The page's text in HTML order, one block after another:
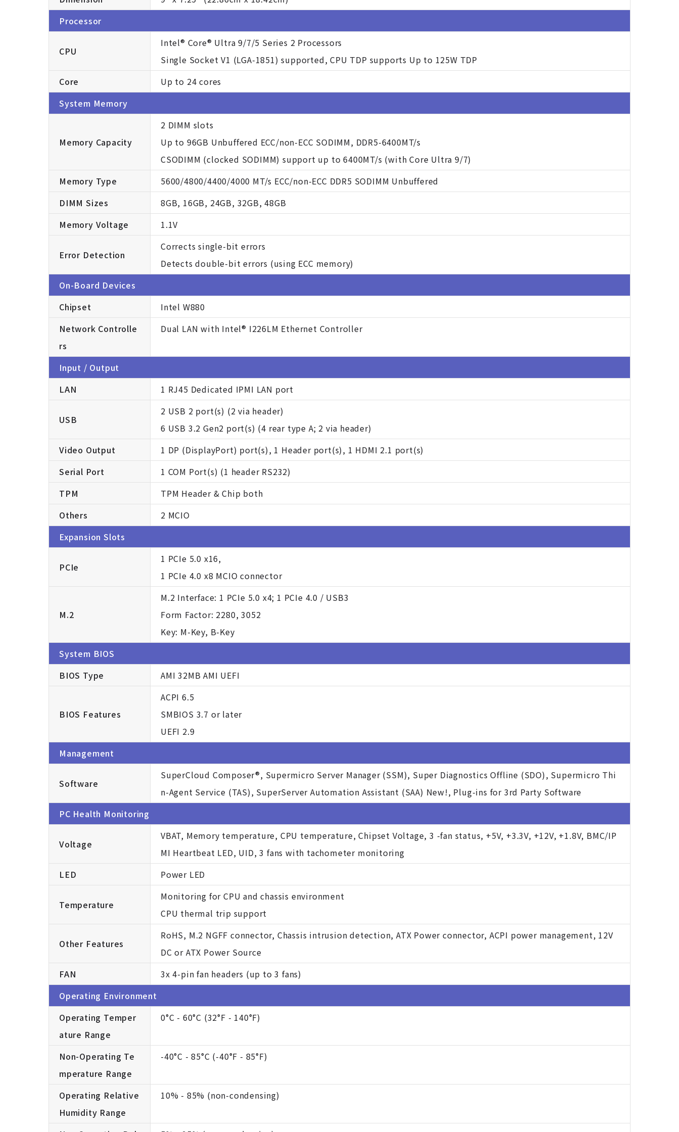
Processor
CPU
Intel® Core® Ultra 9/7/5 Series 2 Processors
Single Socket V1 (LGA-1851) supported, CPU TDP supports Up to 125W TDP
Core
Up to 24 cores
System Memory
Memory Capacity
2 DIMM slots
Up to 96GB Unbuffered ECC/non-ECC SODIMM, DDR5-6400MT/s
CSODIMM (clocked SODIMM) support up to 6400MT/s (with Core Ultra 9/7)
Memory Type
5600/4800/4400/4000 MT/s ECC/non-ECC DDR5 SODIMM Unbuffered
DIMM Sizes
8GB, 16GB, 24GB, 32GB, 48GB
Memory Voltage
1.1V
Error Detection
Corrects single-bit errors
Detects double-bit errors (using ECC memory)
On-Board Devices
Chipset
Intel W880
Network Controlle
rs
Dual LAN with Intel® I226LM Ethernet Controller
Input / Output
LAN
1 RJ45 Dedicated IPMI LAN port
USB
2 USB 2 port(s) (2 via header)
6 USB 3.2 Gen2 port(s) (4 rear type A; 2 via header)
Video Output
1 DP (DisplayPort) port(s), 1 Header port(s), 1 HDMI 2.1 port(s)
Serial Port
1 COM Port(s) (1 header RS232)
TPM
TPM Header & Chip both
Others
2 MCIO
Expansion Slots
PCIe
1 PCIe 5.0 x16,
1 PCIe 4.0 x8 MCIO connector
M.2
M.2 Interface: 1 PCIe 5.0 x4; 1 PCIe 4.0 / USB3
Form Factor: 2280, 3052
Key: M-Key, B-Key
System BIOS
BIOS Type
AMI 32MB AMI UEFI
BIOS Features
ACPI 6.5
SMBIOS 3.7 or later
UEFI 2.9
Management
Software
SuperCloud Composer®, Supermicro Server Manager (SSM), Super Diagnostics Offline (SDO), Supermicro Thi
n-Agent Service (TAS), SuperServer Automation Assistant (SAA) New!, Plug-ins for 3rd Party Software
PC Health Monitoring
Voltage
VBAT, Memory temperature, CPU temperature, Chipset Voltage, 3 -fan status, +5V, +3.3V, +12V, +1.8V, BMC/IP
MI Heartbeat LED, UID, 3 fans with tachometer monitoring
LED
Power LED
Temperature
Monitoring for CPU and chassis environment
CPU thermal trip support
Other Features
RoHS, M.2 NGFF connector, Chassis intrusion detection, ATX Power connector, ACPI power management, 12V
DC or ATX Power Source
FAN
3x 4-pin fan headers (up to 3 fans)
Operating Environment
Operating Temper
ature Range
0°C - 60°C (32°F - 140°F)
Non-Operating Te
mperature Range
-40°C - 85°C (-40°F - 85°F)
Operating Relative
Humidity Range
10% - 85% (non-condensing)